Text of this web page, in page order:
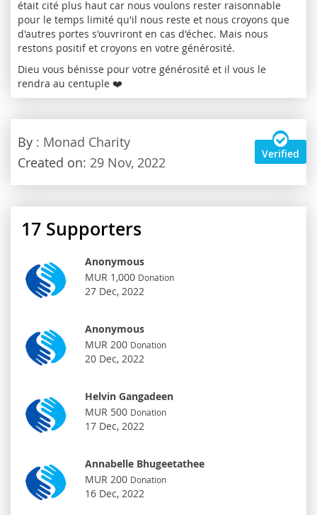
By : Monad Charity
Created on: 29 Nov, 2022
Verified
était cité plus haut car nous voulons rester raisonnable
pour le temps limité qu'il nous reste et nous croyons que
d'autres portes s'ouvriront en cas d'échec. Mais nous
restons positif et croyons en votre générosité.
Dieu vous bénisse pour votre générosité et il vous le
rendra au centuple ❤️
17 Supporters
Anonymous
MUR 1,000 Donation
27 Dec, 2022
Anonymous
MUR 200 Donation
20 Dec, 2022
Helvin Gangadeen
MUR 500 Donation
17 Dec, 2022
Annabelle Bhugeetathee
MUR 200 Donation
16 Dec, 2022